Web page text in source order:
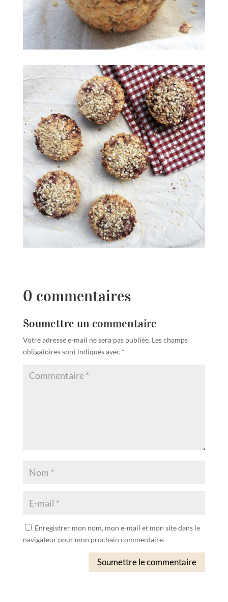
0 commentaires
Soumettre un commentaire
Votre adresse e-mail ne sera pas publiée. Les champs
obligatoires sont indiqués avec *
Enregistrer mon nom, mon e-mail et mon site dans le
navigateur pour mon prochain commentaire.
Soumettre le commentaire